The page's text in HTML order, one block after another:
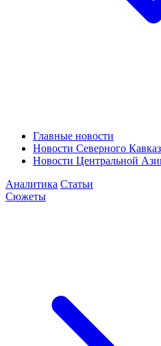
Главные новости
Новости Северного
Новости Центральной
Аналитика Статьи
Сюжеты